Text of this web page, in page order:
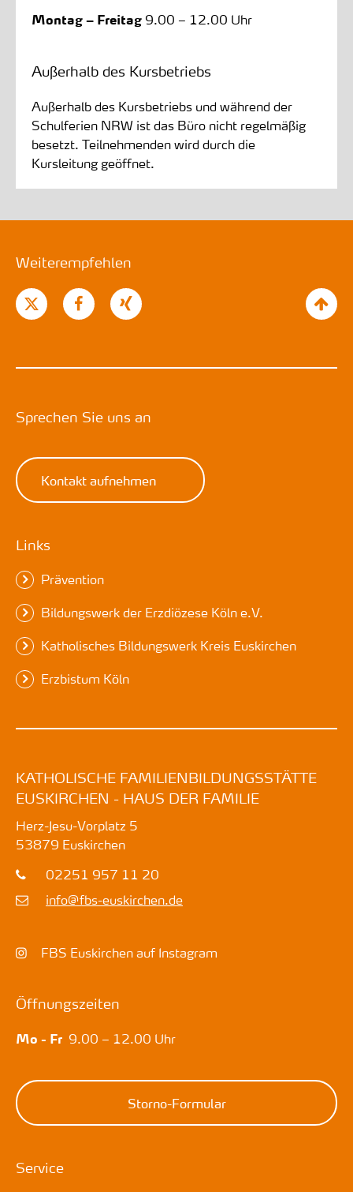
Montag – Freitag 9.00 – 12.00 Uhr
Außerhalb des Kursbetriebs
Außerhalb des Kursbetriebs und während der
Schulferien NRW ist das Büro nicht regelmäßig
besetzt. Teilnehmenden wird durch die
Kursleitung geöffnet.
Weiterempfehlen
Sprechen Sie uns an
Kontakt aufnehmen
Links
Prävention
Bildungswerk der Erzdiözese Köln e.V.
Katholisches Bildungswerk Kreis Euskirchen
Erzbistum Köln
KATHOLISCHE FAMILIENBILDUNGSSTÄTTE
EUSKIRCHEN - HAUS DER FAMILIE
Herz-Jesu-Vorplatz 5
53879 Euskirchen
02251 957 11 20
info@fbs-euskirchen.de
FBS Euskirchen auf Instagram
Öffnungszeiten
Mo - Fr 9.00 – 12.00 Uhr
Storno-Formular
Service